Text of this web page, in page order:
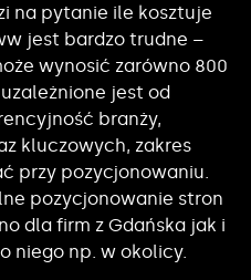
na pytanie ile kosztuje
jest bardzo trudne –
wynosić zarówno 800
uzależnione jest od
branży,
kluczowych, zakres
przy pozycjonowaniu.
pozycjonowanie stron
dla firm z Gdańska jak i
niego np. w okolicy.